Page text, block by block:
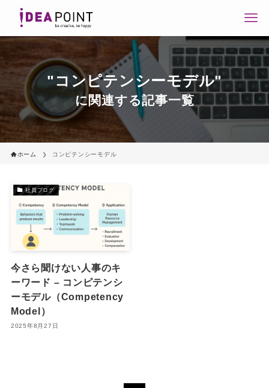
"コンピテンシーモデル"
に関連する記事一覧
ホーム コンピテンシーモデル
社員ブログ
今さら聞けない人事のキ
ーワード – コンピテンシ
ーモデル（Competency
Model）
2025年8月27日